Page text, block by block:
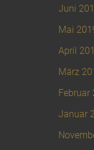
Juni
Mai
April
März
Februar
Januar